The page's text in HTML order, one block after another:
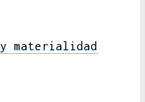
materialidad